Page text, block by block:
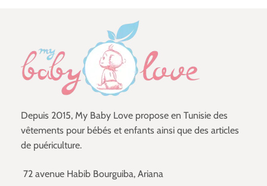
Depuis 2015, My Baby Love propose en Tunisie des
vêtements pour bébés et enfants ainsi que des articles
de puériculture.
72 avenue Habib Bourguiba, Ariana